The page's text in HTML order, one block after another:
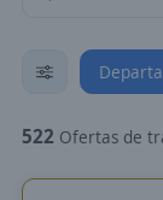
522 Ofertas de trabajo